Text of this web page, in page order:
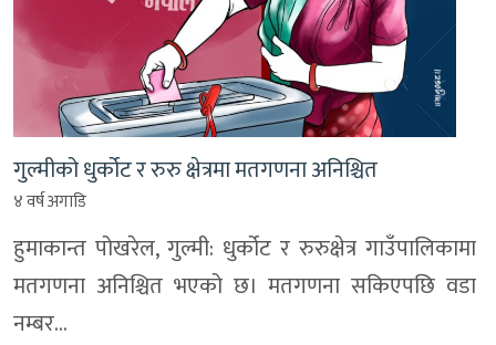
गुल्मीको धुर्कोट र रुरु क्षेत्रमा मतगणना अनिश्चित
४ वर्ष अगाडि
हुमाकान्त पोखरेल, गुल्मी: धुर्कोट र रुरुक्षेत्र गाउँपालिकामा
मतगणना अनिश्चित भएको छ। मतगणना सकिएपछि वडा
नम्बर…